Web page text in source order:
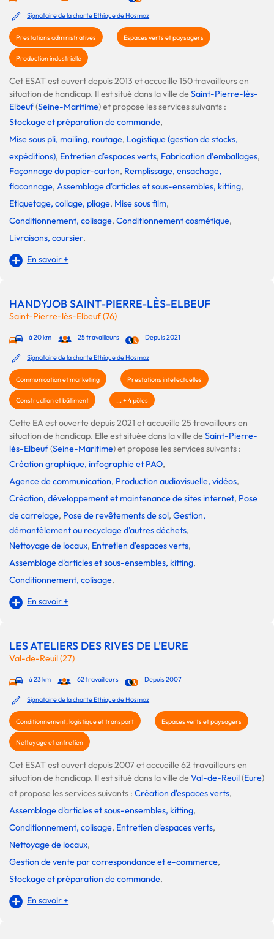
Signataire de la charte Ethique de Hosmoz
Prestations administratives Espaces verts et paysagers
Production industrielle
Cet ESAT est ouvert depuis 2013 et accueille 150 travailleurs en
situation de handicap. Il est situé dans la ville deSaint-Pierre-lès-
Elbeuf(Seine-Maritime) et propose les services suivants :
Stockage et préparation de commande,
Mise sous pli, mailing, routage, Logistique (gestion de stocks,
expéditions), Entretien d'espaces verts, Fabrication d’emballages,
Façonnage du papier-carton, Remplissage, ensachage,
flaconnage, Assemblage d'articles et sous-ensembles, kitting,
Etiquetage, collage, pliage, Mise sous film,
Conditionnement, colisage, Conditionnement cosmétique,
Livraisons, coursier.
En savoir +
HANDYJOB SAINT-PIERRE-LÈS-ELBEUF
Saint-Pierre-lès-Elbeuf (76)
à 20 km 25 travailleurs Depuis 2021
Signataire de la charte Ethique de Hosmoz
Communication et marketing Prestations intellectuelles
Construction et bâtiment ... + 4 pôles
Cette EA est ouverte depuis 2021 et accueille 25 travailleurs en
situation de handicap. Elle est située dans la ville deSaint-Pierre-
lès-Elbeuf(Seine-Maritime) et propose les services suivants :
Création graphique, infographie et PAO,
Agence de communication, Production audiovisuelle, vidéos,
Création, développement et maintenance de sites internet, Pose
de carrelage, Pose de revêtements de sol, Gestion,
démantèlement ou recyclage d'autres déchets,
Nettoyage de locaux, Entretien d'espaces verts,
Assemblage d'articles et sous-ensembles, kitting,
Conditionnement, colisage.
En savoir +
LES ATELIERS DES RIVES DE L'EURE
Val-de-Reuil (27)
à 23 km 62 travailleurs Depuis 2007
Signataire de la charte Ethique de Hosmoz
Conditionnement, logistique et transport Espaces verts et paysagers
Nettoyage et entretien
Cet ESAT est ouvert depuis 2007 et accueille 62 travailleurs en
situation de handicap. Il est situé dans la ville deVal-de-Reuil(Eure)
et propose les services suivants : Création d'espaces verts,
Assemblage d'articles et sous-ensembles, kitting,
Conditionnement, colisage, Entretien d'espaces verts,
Nettoyage de locaux,
Gestion de vente par correspondance et e-commerce,
Stockage et préparation de commande.
En savoir +